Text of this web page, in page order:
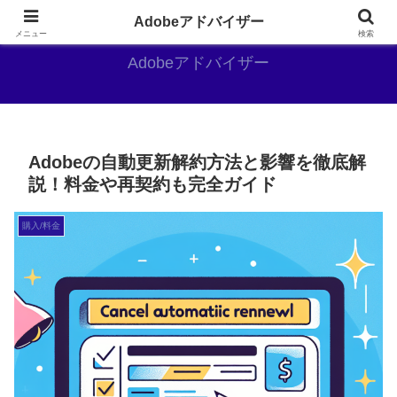
Adobe好きのAdobe推しブログ
Adobeアドバイザー
Adobeの自動更新解約方法と影響を徹底解
説！料金や再契約も完全ガイド
購入/料金
メニュー
Adobeアドバイザー
検索